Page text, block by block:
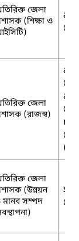
জেলা
(শিক্ষা ও
জেলা
(রাজস্ব)
জেলা
(উন্নয়ন
মানব সম্পদ